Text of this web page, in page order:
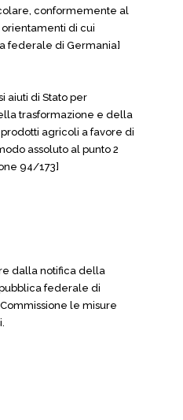
conformemente al
di cui
federale di Germania]
di Stato per
trasformazione e della
agricoli a favore di
assoluto al punto 2
94/173]
dalla notifica della
federale di
le misure